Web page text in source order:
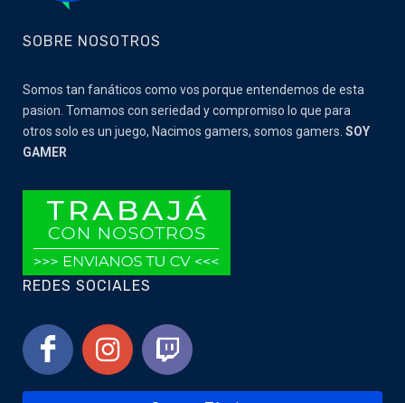
SOBRE NOSOTROS
Somos tan fanáticos como vos porque entendemos de esta
pasion. Tomamos con seriedad y compromiso lo que para
otros solo es un juego, Nacimos gamers, somos gamers. SOY
GAMER
REDES SOCIALES